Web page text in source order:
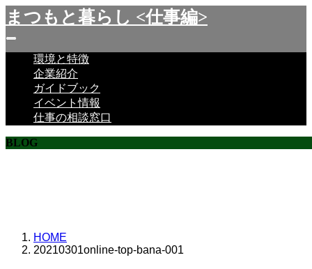
まつもと暮らし <仕事編>
環境と特徴
企業紹介
ガイドブック
イベント情報
仕事の相談窓口
BLOG
HOME
20210301online-top-bana-001